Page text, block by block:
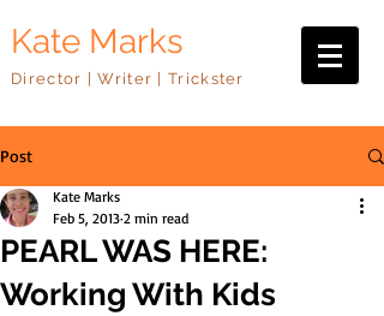
Kate Marks
Director | Writer | Trickster
Post
PEARL WAS HERE:
Working With Kids
Kate Marks
Feb 5, 2013 2 min read